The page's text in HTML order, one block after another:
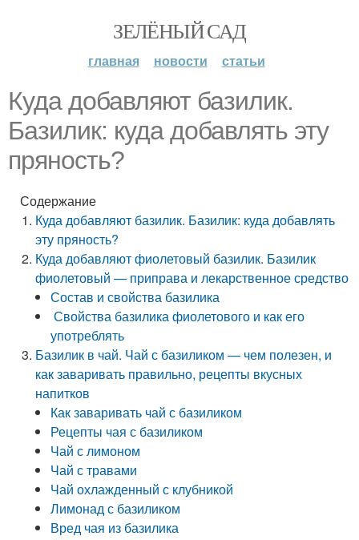
ЗЕЛЁНЫЙ САД
главная новости статьи
Куда добавляют базилик.
Базилик: куда добавлять эту
пряность?
Содержание
Куда добавляют базилик. Базилик: куда добавлять
эту пряность?
Куда добавляют фиолетовый базилик. Базилик
фиолетовый — приправа и лекарственное средство
Состав и свойства базилика
Свойства базилика фиолетового и как его
употреблять
Базилик в чай. Чай с базиликом — чем полезен, и
как заваривать правильно, рецепты вкусных
напитков
Как заваривать чай с базиликом
Рецепты чая с базиликом
Чай с лимоном
Чай с травами
Чай охлажденный с клубникой
Лимонад с базиликом
Вред чая из базилика